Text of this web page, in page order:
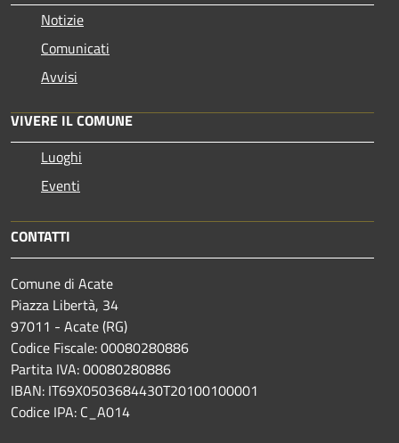
Notizie
Comunicati
Avvisi
VIVERE IL COMUNE
Luoghi
Eventi
CONTATTI
Comune di Acate
Piazza Libertà, 34
97011 - Acate (RG)
Codice Fiscale: 00080280886
Partita IVA: 00080280886
IBAN: IT69X0503684430T20100100001
Codice IPA: C_A014